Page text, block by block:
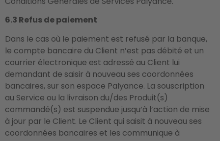
6.3 Refus de paiement
Dans le cas où le paiement est refusé par la banque,
le compte bancaire du Client n’est pas débité et un
courrier électronique est adressé au Client lui
demandant de saisir à nouveau ses coordonnées
bancaires, sur son espace Palyance. La souscription
au Service ou la livraison du/des Produit(s)
commandé(s) est suspendue jusqu’à l’action de mise
à jour par le Client. Le Client qui saisit à nouveau ses
coordonnées bancaires et les communique à